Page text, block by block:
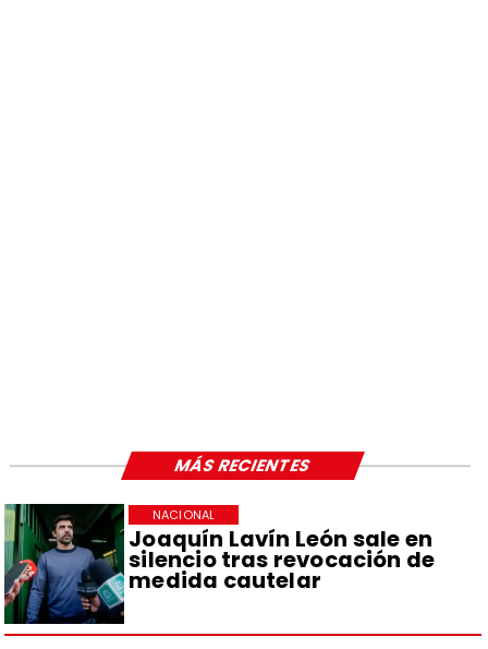
Joaquín Lavín León sale en
silencio tras revocación de
medida cautelar
NACIONAL
MÁS RECIENTES